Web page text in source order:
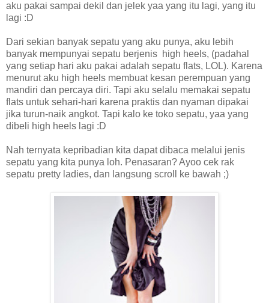
aku pakai sampai dekil dan jelek yaa yang itu lagi, yang itu
lagi :D
Dari sekian banyak sepatu yang aku punya, aku lebih
banyak mempunyai sepatu berjenis high heels, (padahal
yang setiap hari aku pakai adalah sepatu flats, LOL). Karena
menurut aku high heels membuat kesan perempuan yang
mandiri dan percaya diri. Tapi aku selalu memakai sepatu
flats untuk sehari-hari karena praktis dan nyaman dipakai
jika turun-naik angkot. Tapi kalo ke toko sepatu, yaa yang
dibeli high heels lagi :D
Nah ternyata kepribadian kita dapat dibaca melalui jenis
sepatu yang kita punya loh. Penasaran? Ayoo cek rak
sepatu pretty ladies, dan langsung scroll ke bawah ;)